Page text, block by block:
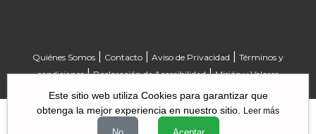
Quiénes Somos Contacto Aviso de Privacidad
Términos y
condiciones|Declaración de Accesibilidad|Misión y Valores
Este sitio web utiliza Cookies para garantizar que
obtenga la mejor experiencia en nuestro sitio.
Leer más